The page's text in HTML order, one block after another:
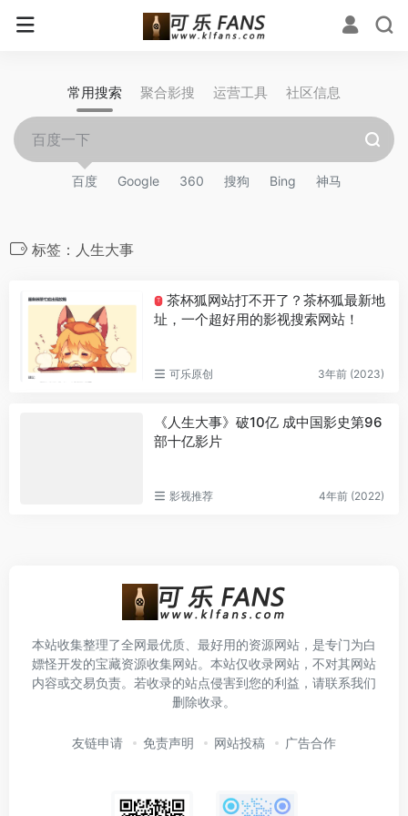
常用搜索 聚合影搜 运营工具 社区信息
百度 Google 360 搜狗 Bing 神马
标签：人生大事
T
茶杯狐网站打不开了？茶杯狐最新地
址，一个超好用的影视搜索网站！
可乐原创 3年前 (2023)
《人生大事》破10亿 成中国影史第96
部十亿影片
影视推荐 4年前 (2022)
本站收集整理了全网最优质、最好用的资源网站，是专门为白
嫖怪开发的宝藏资源收集网站。本站仅收录网站，不对其网站
内容或交易负责。若收录的站点侵害到您的利益，请联系我们
删除收录。
友链申请 免责声明 网站投稿 广告合作